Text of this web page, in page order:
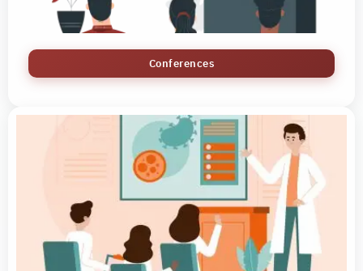
Conferences